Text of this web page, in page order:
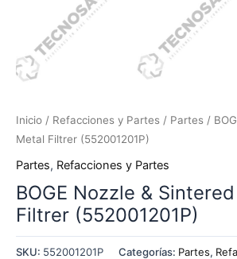
Inicio / Refacciones y Partes / Partes /
Metal Filtrer (552001201P)
Partes, Refacciones y Partes
BOGE Nozzle &
Filtrer (552001201P)
SKU: 552001201P Categorías: Partes,